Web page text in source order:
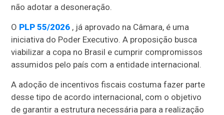
não adotar a desoneração.
O PLP 55/2026 , já aprovado na Câmara, é uma
iniciativa do Poder Executivo. A proposição busca
viabilizar a copa no Brasil e cumprir compromissos
assumidos pelo país com a entidade internacional.
A adoção de incentivos fiscais costuma fazer parte
desse tipo de acordo internacional, com o objetivo
de garantir a estrutura necessária para a realização